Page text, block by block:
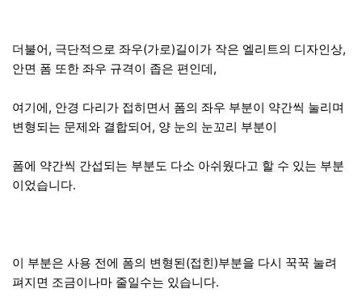
더불어, 극단적으로 좌우(가로)길이가 작은 엘리트의 디자인상,
안면 폼 또한 좌우 규격이 좁은 편인데,
여기에, 안경 다리가 접히면서 폼의 좌우 부분이 약간씩 눌리며
변형되는 문제와 결합되어, 양 눈의 눈꼬리 부분이
폼에 약간씩 간섭되는 부분도 다소 아쉬웠다고 할 수 있는 부분
이었습니다.
이 부분은 사용 전에 폼의 변형된(접힌)부분을 다시 꾹꾹 눌려
펴지면 조금이나마 줄일수는 있습니다.